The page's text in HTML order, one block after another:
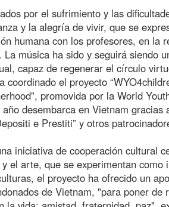
por el sufrimiento y las
y la alegría de vivir, que se
humana con los profesores, en la
música ha sido y seguirá siendo
capaz de regenerar el círculo
coordinado el proyecto
promovida por la World
desembarca en Vietnam gracias
e Prestiti” y otros
iniciativa de cooperación cultural
el arte, que se experimentan como
el proyecto ha ofrecido un
de Vietnam, "para poner de